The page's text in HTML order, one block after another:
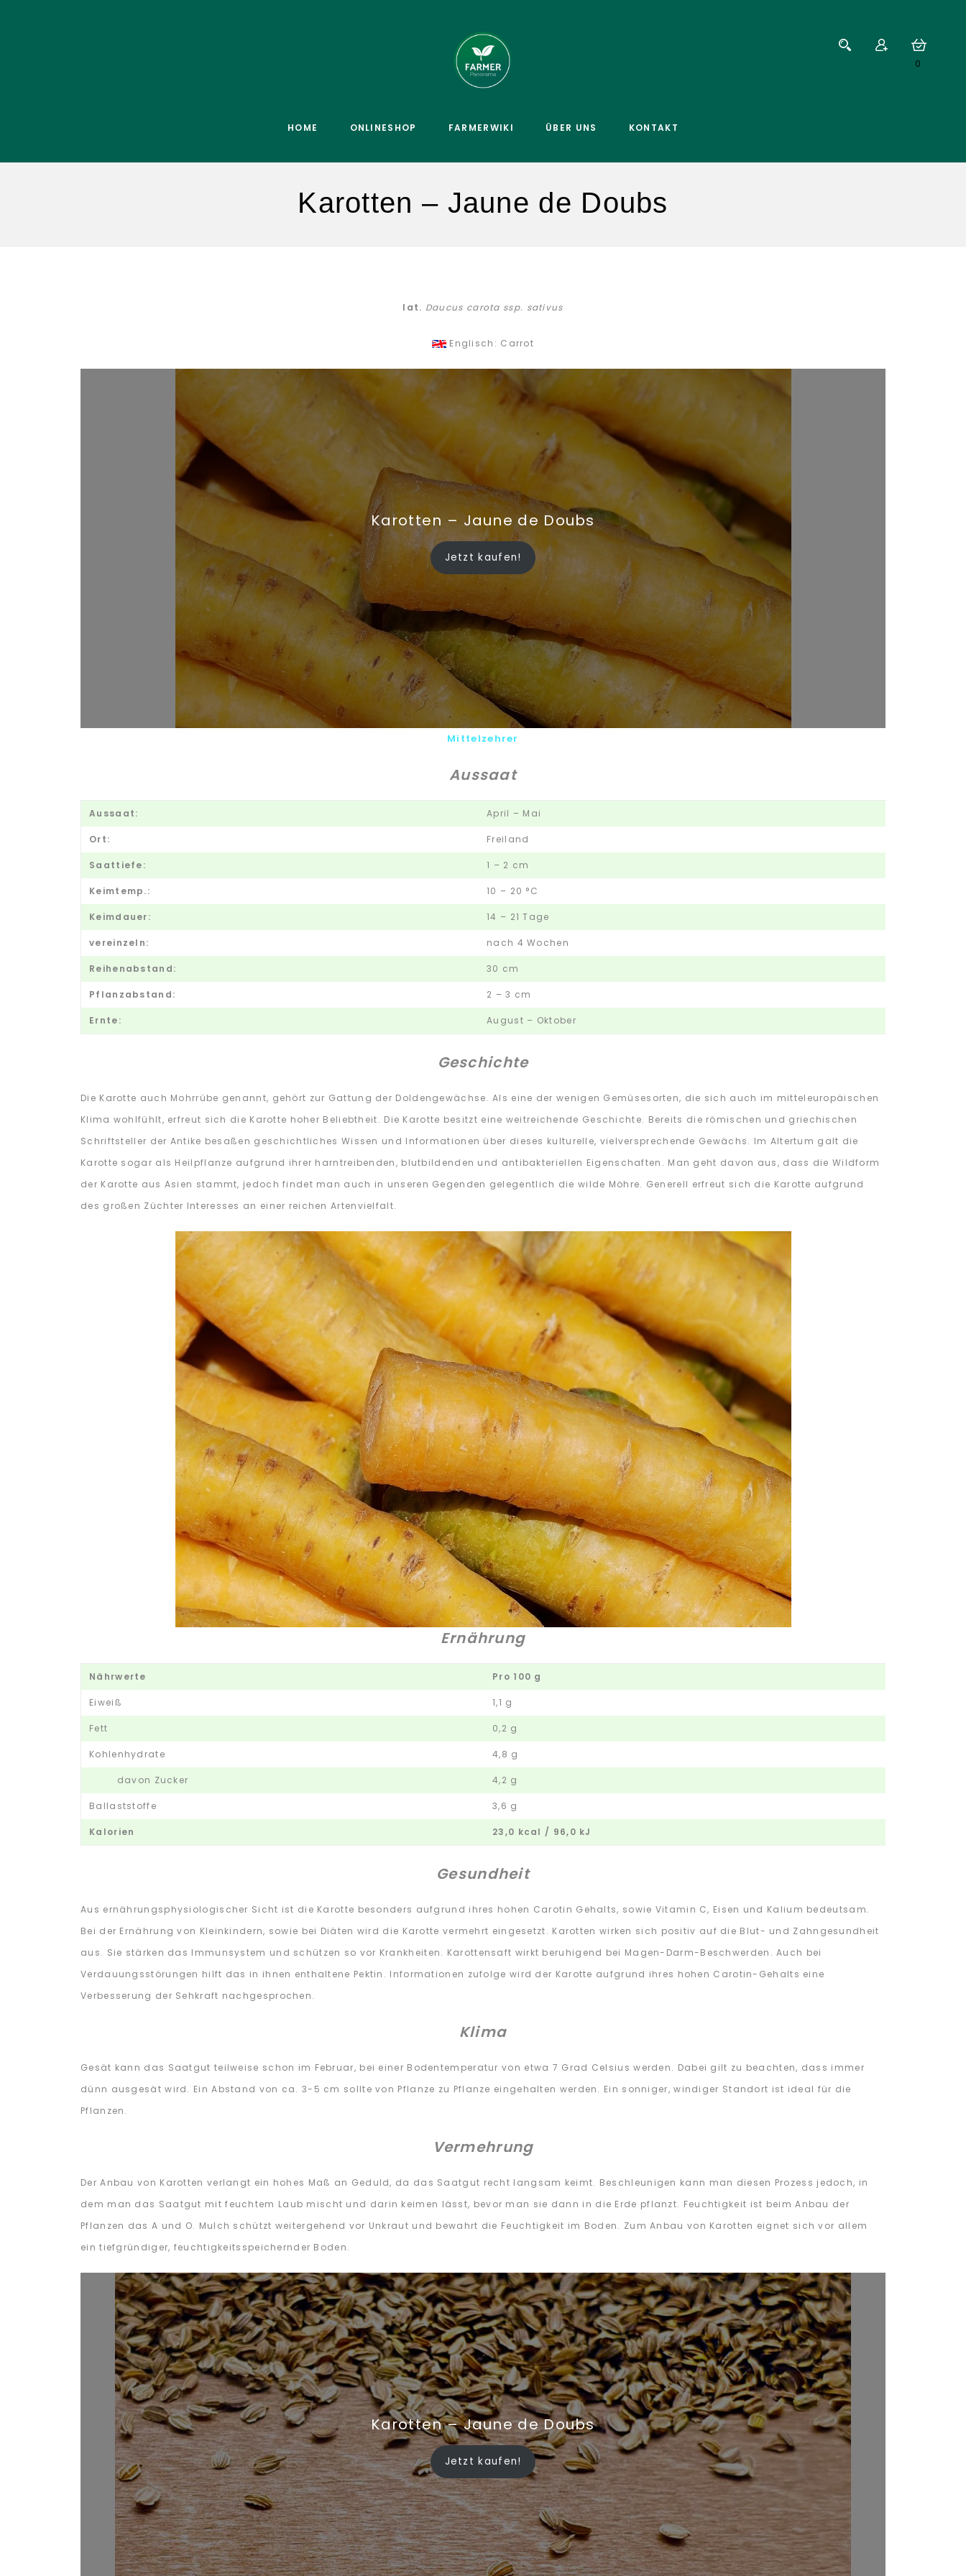
0
HOME ONLINESHOP FARMERWIKI ÜBER UNS KONTAKT
Karotten – Jaune de Doubs
lat. Daucus carota ssp. sativus
Englisch: Carrot
Karotten – Jaune de Doubs
Jetzt kaufen!
Mittelzehrer
Aussaat
Aussaat: April – Mai
Ort: Freiland
Saattiefe: 1 – 2 cm
Keimtemp.: 10 – 20 °C
Keimdauer: 14 – 21 Tage
vereinzeln: nach 4 Wochen
Reihenabstand: 30 cm
Pflanzabstand: 2 – 3 cm
Ernte: August – Oktober
Geschichte
Die Karotte auch Mohrrübe genannt, gehört zur Gattung der Doldengewächse. Als eine der wenigen Gemüsesorten, die sich auch im mitteleuropäischen
Klima wohlfühlt, erfreut sich die Karotte hoher Beliebtheit. Die Karotte besitzt eine weitreichende Geschichte. Bereits die römischen und griechischen
Schriftsteller der Antike besaßen geschichtliches Wissen und Informationen über dieses kulturelle, vielversprechende Gewächs. Im Altertum galt die
Karotte sogar als Heilpflanze aufgrund ihrer harntreibenden, blutbildenden und antibakteriellen Eigenschaften. Man geht davon aus, dass die Wildform
der Karotte aus Asien stammt, jedoch findet man auch in unseren Gegenden gelegentlich die wilde Möhre. Generell erfreut sich die Karotte aufgrund
des großen Züchter Interesses an einer reichen Artenvielfalt.
Ernährung
Nährwerte Pro 100 g
Eiweiß 1,1 g
Fett 0,2 g
Kohlenhydrate 4,8 g
davon Zucker 4,2 g
Ballaststoffe 3,6 g
Kalorien 23,0 kcal / 96,0 kJ
Gesundheit
Aus ernährungsphysiologischer Sicht ist die Karotte besonders aufgrund ihres hohen Carotin Gehalts, sowie Vitamin C, Eisen und Kalium bedeutsam.
Bei der Ernährung von Kleinkindern, sowie bei Diäten wird die Karotte vermehrt eingesetzt. Karotten wirken sich positiv auf die Blut- und Zahngesundheit
aus. Sie stärken das Immunsystem und schützen so vor Krankheiten. Karottensaft wirkt beruhigend bei Magen-Darm-Beschwerden. Auch bei
Verdauungsstörungen hilft das in ihnen enthaltene Pektin. Informationen zufolge wird der Karotte aufgrund ihres hohen Carotin-Gehalts eine
Verbesserung der Sehkraft nachgesprochen.
Klima
Gesät kann das Saatgut teilweise schon im Februar, bei einer Bodentemperatur von etwa 7 Grad Celsius werden. Dabei gilt zu beachten, dass immer
dünn ausgesät wird. Ein Abstand von ca. 3-5 cm sollte von Pflanze zu Pflanze eingehalten werden. Ein sonniger, windiger Standort ist ideal für die
Pflanzen.
Vermehrung
Der Anbau von Karotten verlangt ein hohes Maß an Geduld, da das Saatgut recht langsam keimt. Beschleunigen kann man diesen Prozess jedoch, in
dem man das Saatgut mit feuchtem Laub mischt und darin keimen lässt, bevor man sie dann in die Erde pflanzt. Feuchtigkeit ist beim Anbau der
Pflanzen das A und O. Mulch schützt weitergehend vor Unkraut und bewahrt die Feuchtigkeit im Boden. Zum Anbau von Karotten eignet sich vor allem
ein tiefgründiger, feuchtigkeitsspeichernder Boden.
Karotten – Jaune de Doubs
Jetzt kaufen!